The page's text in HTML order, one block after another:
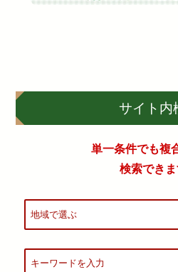
サイト内
単一条件でも複
検索できま